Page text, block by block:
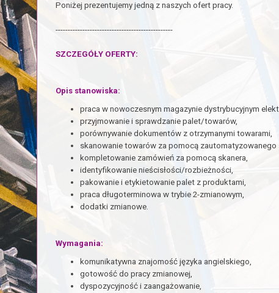
Poniżej prezentujemy jedną z naszych ofert pracy.
------------------------------------------------
SZCZEGÓŁY OFERTY:
Opis stanowiska:
praca w nowoczesnym magazynie dystrybucyjnym
przyjmowanie i sprawdzanie palet/towarów,
porównywanie dokumentów z otrzymanymi towarami,
skanowanie towarów za pomocą zautomatyzowanego
kompletowanie zamówień za pomocą skanera,
identyfikowanie nieścisłości/rozbieżności,
pakowanie i etykietowanie palet z produktami,
praca długoterminowa w trybie 2-zmianowym,
dodatki zmianowe.
Wymagania:
komunikatywna znajomość języka angielskiego,
gotowość do pracy zmianowej,
dyspozycyjność i zaangażowanie,